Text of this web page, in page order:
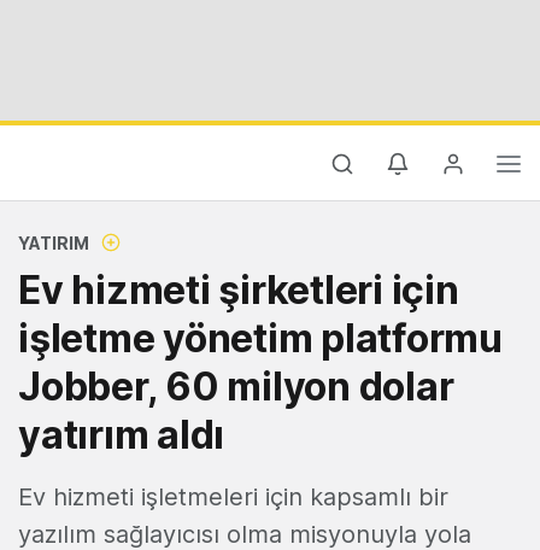
YATIRIM
Ev hizmeti şirketleri için
işletme yönetim platformu
Jobber, 60 milyon dolar
yatırım aldı
Ev hizmeti işletmeleri için kapsamlı bir
yazılım sağlayıcısı olma misyonuyla yola